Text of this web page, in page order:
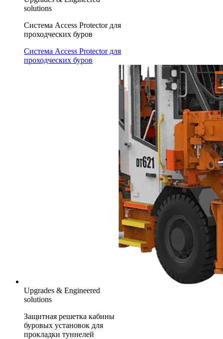
solutions
Система Access Protector для
проходческих буров
Система Access Protector для
проходческих буров
Upgrades & Engineered
solutions
Защитная решетка кабины
буровых установок для
прокладки туннелей